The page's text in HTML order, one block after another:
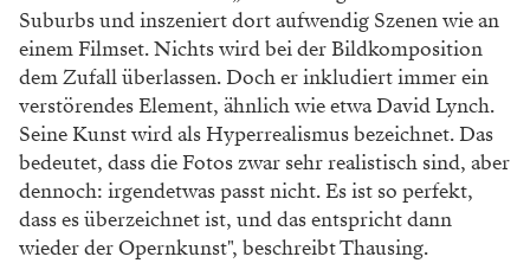
Suburbs und inszeniert dort aufwendig Szenen wie an
einem Filmset. Nichts wird bei der Bildkomposition
dem Zufall überlassen. Doch er inkludiert immer ein
verstörendes Element, ähnlich wie etwa David Lynch.
Seine Kunst wird als Hyperrealismus bezeichnet. Das
bedeutet, dass die Fotos zwar sehr realistisch sind, aber
dennoch: irgendetwas passt nicht. Es ist so perfekt,
dass es überzeichnet ist, und das entspricht dann
wieder der Opernkunst", beschreibt Thausing.